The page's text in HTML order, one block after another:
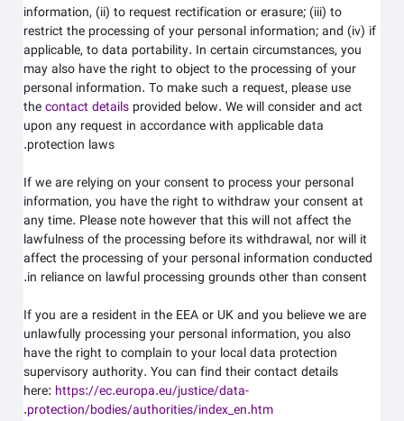
information, (ii) to request rectification or erasure; (iii) to
restrict the processing of your personal information; and (iv) if
applicable, to data portability. In certain circumstances, you
may also have the right to object to the processing of your
personal information. To make such a request, please use
thecontact detailsprovided below. We will consider and act
upon any request in accordance with applicable data
protection laws.
If we are relying on your consent to process your personal
information, you have the right to withdraw your consent at
any time. Please note however that this will not affect the
lawfulness of the processing before its withdrawal, nor will it
affect the processing of your personal information conducted
in reliance on lawful processing grounds other than consent.
If you are a resident in the EEA or UK and you believe we are
unlawfully processing your personal information, you also
have the right to complain to your local data protection
supervisory authority. You can find their contact details
here:https://ec.europa.eu/justice/data-
protection/bodies/authorities/index_en.htm
.